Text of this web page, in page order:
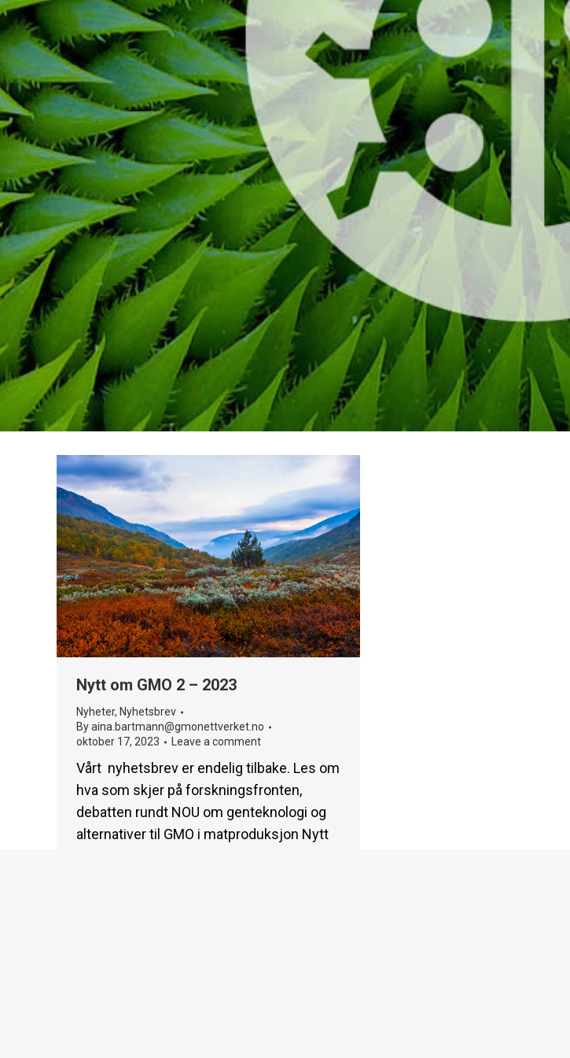
Nytt om GMO 2 – 2023
Nyheter, Nyhetsbrev
Byaina.bartmann@gmonettverket.no
oktober 17, 2023
Leave a comment
Vårt nyhetsbrev er endelig tilbake. Les om
hva som skjer på forskningsfronten,
debatten rundt NOU om genteknologi og
alternativer til GMO i matproduksjon Nytt